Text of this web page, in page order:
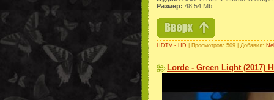
Размер: 48.54 Mb
HDTV - HD | Просмотров: 509 | Добавил:
Lorde - Green Light (2017)